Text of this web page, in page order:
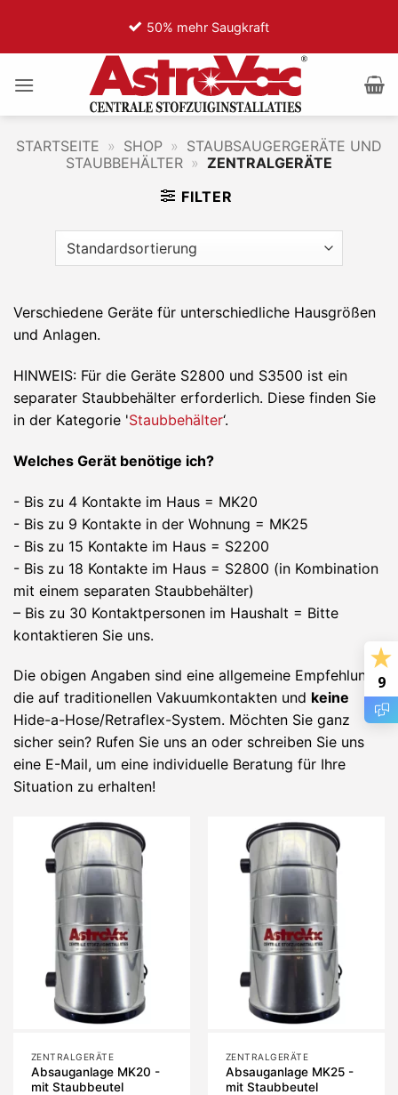
springen
50% mehr Saugkraft
STARTSEITE » SHOP » STAUBSAUGERGERÄTE UND
STAUBBEHÄLTER » ZENTRALGERÄTE
FILTER
Verschiedene Geräte für unterschiedliche Hausgrößen
und Anlagen.
HINWEIS: Für die Geräte S2800 und S3500 ist ein
separater Staubbehälter erforderlich. Diese finden Sie
in der Kategorie 'Staubbehälter‘.
Welches Gerät benötige ich?
- Bis zu 4 Kontakte im Haus = MK20
- Bis zu 9 Kontakte in der Wohnung = MK25
- Bis zu 15 Kontakte im Haus = S2200
- Bis zu 18 Kontakte im Haus = S2800 (in Kombination
mit einem separaten Staubbehälter)
– Bis zu 30 Kontaktpersonen im Haushalt = Bitte
kontaktieren Sie uns.
Die obigen Angaben sind eine allgemeine Empfehlung,
die auf traditionellen Vakuumkontakten und keine
Hide-a-Hose/Retraflex-System. Möchten Sie ganz
sicher sein? Rufen Sie uns an oder schreiben Sie uns
eine E-Mail, um eine individuelle Beratung für Ihre
Situation zu erhalten!
ZENTRALGERÄTE
Absauganlage MK20 -
mit Staubbeutel
ZENTRALGERÄTE
Absauganlage MK25 -
mit Staubbeutel
9